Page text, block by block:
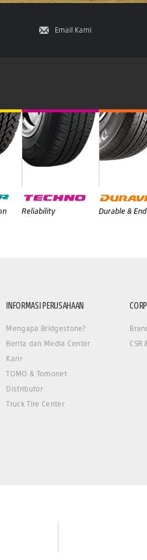
Email Kami
Reliability Durable &
INFORMASI PERUSAHAAN
Mengapa Bridgestone?
Berita dan Media Center
Karir
TOMO & Tomonet
Distributor
Truck Tire Center